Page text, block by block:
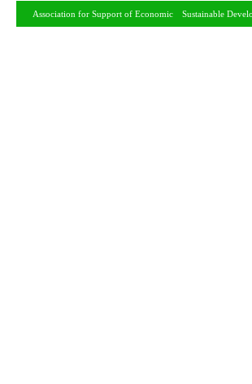
Association for Support of Economic Sustainable